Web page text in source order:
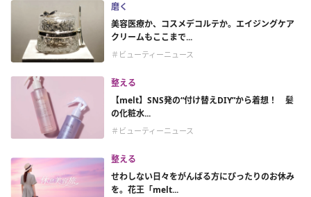
磨く
美容医療か、コスメデコルテか。エイジングケア
クリームもここまで...
＃ビューティーニュース
整える
【melt】SNS発の“付け替えDIY”から着想！ 髪
の化粧水...
＃ビューティーニュース
整える
せわしない日々をがんばる方にぴったりのお休み
を。花王「melt...